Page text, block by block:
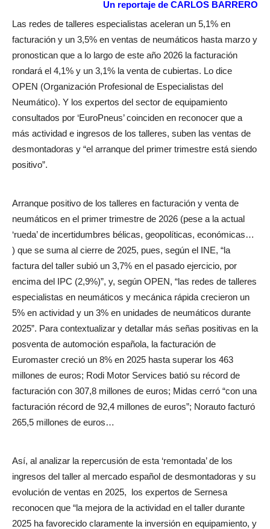
Un reportaje de CARLOS BARRERO
Las redes de talleres especialistas aceleran un 5,1% en
facturación y un 3,5% en ventas de neumáticos hasta marzo y
pronostican que a lo largo de este año 2026 la facturación
rondará el 4,1% y un 3,1% la venta de cubiertas. Lo dice
OPEN (Organización Profesional de Especialistas del
Neumático). Y los expertos del sector de equipamiento
consultados por ‘EuroPneus’ coinciden en reconocer que a
más actividad e ingresos de los talleres, suben las ventas de
desmontadoras y “el arranque del primer trimestre está siendo
positivo”.
Arranque positivo de los talleres en facturación y venta de
neumáticos en el primer trimestre de 2026 (pese a la actual
‘rueda’ de incertidumbres bélicas, geopolíticas, económicas…
) que se suma al cierre de 2025, pues, según el INE, “la
factura del taller subió un 3,7% en el pasado ejercicio, por
encima del IPC (2,9%)”, y, según OPEN, “las redes de talleres
especialistas en neumáticos y mecánica rápida crecieron un
5% en actividad y un 3% en unidades de neumáticos durante
2025”. Para contextualizar y detallar más señas positivas en la
posventa de automoción española, la facturación de
Euromaster creció un 8% en 2025 hasta superar los 463
millones de euros; Rodi Motor Services batió su récord de
facturación con 307,8 millones de euros; Midas cerró “con una
facturación récord de 92,4 millones de euros”; Norauto facturó
265,5 millones de euros…
Así, al analizar la repercusión de esta ‘remontada’ de los
ingresos del taller al mercado español de desmontadoras y su
evolución de ventas en 2025, los expertos de Sernesa
reconocen que “la mejora de la actividad en el taller durante
2025 ha favorecido claramente la inversión en equipamiento, y